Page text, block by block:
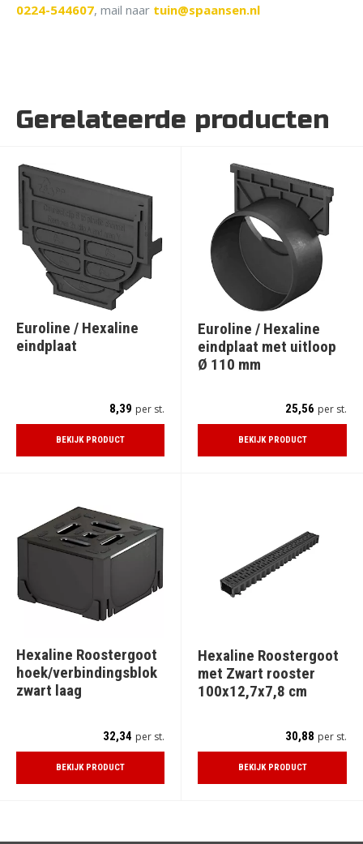
0224-544607, mail naar tuin@spaansen.nl
Gerelateerde producten
Euroline / Hexaline
eindplaat
8,39 per st.
BEKIJK PRODUCT
Euroline / Hexaline
eindplaat met uitloop
Ø 110 mm
25,56 per st.
BEKIJK PRODUCT
Hexaline Roostergoot
hoek/verbindingsblok
zwart laag
32,34 per st.
BEKIJK PRODUCT
Hexaline Roostergoot
met Zwart rooster
100x12,7x7,8 cm
30,88 per st.
BEKIJK PRODUCT